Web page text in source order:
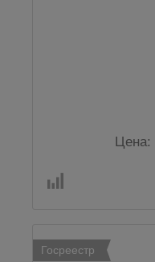
Цена:
Госреестр